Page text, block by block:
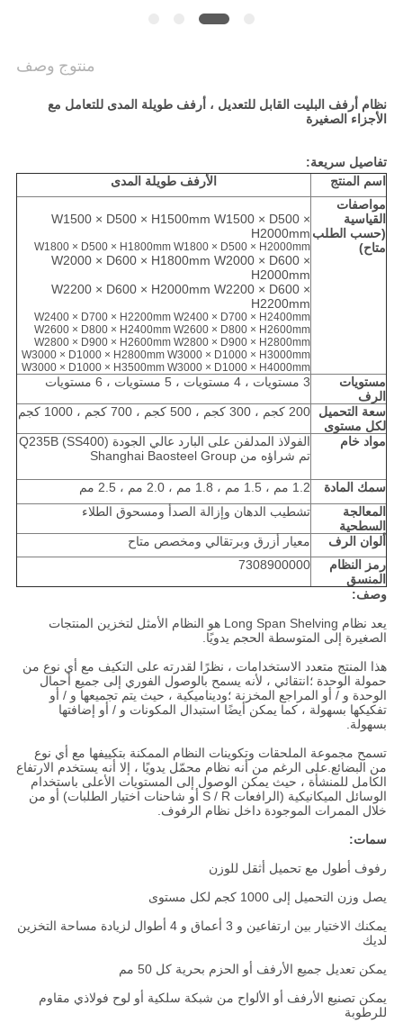
منتوج وصف
نظام أرفف البليت القابل للتعديل ، أرفف طويلة المدى للتعامل مع
الأجزاء الصغيرة
تفاصيل سريعة:
اسم المنتج
الأرفف طويلة المدى
مواصفات
القياسية
(حسب الطلب
متاح)
W1500 × D500 × H1500mm W1500 × D500 ×
H2000mm
W1800 × D500 × H1800mm W1800 × D500 × H2000mm
W2000 × D600 × H1800mm W2000 × D600 ×
H2000mm
W2200 × D600 × H2000mm W2200 × D600 ×
H2200mm
W2400 × D700 × H2200mm W2400 × D700 × H2400mm
W2600 × D800 × H2400mm W2600 × D800 × H2600mm
W2800 × D900 × H2600mm W2800 × D900 × H2800mm
W3000 × D1000 × H2800mm W3000 × D1000 × H3000mm
W3000 × D1000 × H3500mm W3000 × D1000 × H4000mm
مستويات
الرف
3 مستويات ، 4 مستويات ، 5 مستويات ، 6 مستويات
سعة التحميل
لكل مستوى
200 كجم ، 300 كجم ، 500 كجم ، 700 كجم ، 1000 كجم
مواد خام
الفولاذ المدلفن على البارد عالي الجودة Q235B (SS400)
تم شراؤه من Shanghai Baosteel Group
سمك المادة
1.2 مم ، 1.5 مم ، 1.8 مم ، 2.0 مم ، 2.5 مم
المعالجة
السطحية
تشطيب الدهان وإزالة الصدأ ومسحوق الطلاء
ألوان الرف
معيار أزرق وبرتقالي ومخصص متاح
رمز النظام
المنسق
7308900000
وصف:
يعد نظام Long Span Shelving هو النظام الأمثل لتخزين المنتجات
الصغيرة إلى المتوسطة الحجم يدويًا.
هذا المنتج متعدد الاستخدامات ، نظرًا لقدرته على التكيف مع أي نوع من
حمولة الوحدة ؛انتقائي ، لأنه يسمح بالوصول الفوري إلى جميع أحمال
الوحدة و / أو المراجع المخزنة ؛وديناميكية ، حيث يتم تجميعها و / أو
تفكيكها بسهولة ، كما يمكن أيضًا استبدال المكونات و / أو إضافتها
بسهولة.
تسمح مجموعة الملحقات وتكوينات النظام الممكنة بتكييفها مع أي نوع
من البضائع.على الرغم من أنه نظام محمّل يدويًا ، إلا أنه يستخدم الارتفاع
الكامل للمنشأة ، حيث يمكن الوصول إلى المستويات الأعلى باستخدام
الوسائل الميكانيكية (الرافعات S / R أو شاحنات اختيار الطلبات) أو من
خلال الممرات الموجودة داخل نظام الرفوف.
سمات:
رفوف أطول مع تحميل أثقل للوزن
يصل وزن التحميل إلى 1000 كجم لكل مستوى
يمكنك الاختيار بين ارتفاعين و 3 أعماق و 4 أطوال لزيادة مساحة التخزين
لديك
يمكن تعديل جميع الأرفف أو الحزم بحرية كل 50 مم
يمكن تصنيع الأرفف أو الألواح من شبكة سلكية أو لوح فولاذي مقاوم
للرطوبة